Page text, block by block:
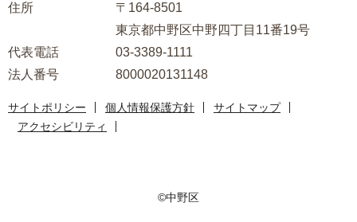
シ
ン
こ
ま
住所
〒164-8501
東京都中野区中野四丁目11番19号
代表電話
03-3389-1111
法人番号
8000020131148
サイトポリシー 個人情報保護方針
サイトマップ
アクセシビリティ
©中野区